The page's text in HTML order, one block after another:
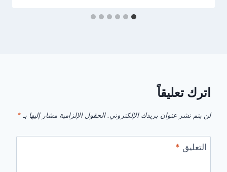
اترك تعليقاً
لن يتم نشر عنوان بريدك الإلكتروني. الحقول الإلزامية مشار إليها بـ *
التعليق *